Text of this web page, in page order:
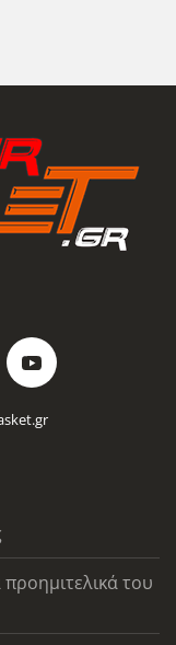
του